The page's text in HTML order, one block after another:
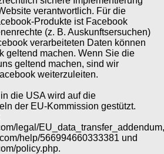
verantwortlich. Für die
Produkte ist Facebook
(z. B. Auskunftsersuchen)
verarbeiteten Daten können
geltend machen. Wenn Sie die
geltend machen, sind wir
weiterzuleiten.
die USA wird auf die
der EU-Kommission gestützt.
legal/EU_data_transfer_addendum,
help/566994660333381 und
policy.php.